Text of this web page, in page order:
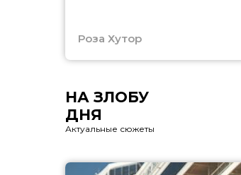
Роза Хутор
НА ЗЛОБУ
ДНЯ
Актуальные сюжеты